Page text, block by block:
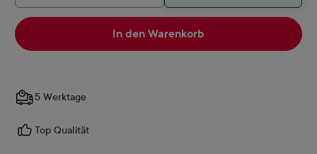
In den Warenkorb
5 Werktage
Top Qualität